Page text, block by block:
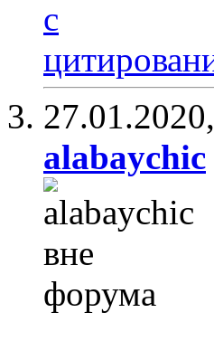
27.01.2020,
alabaychic